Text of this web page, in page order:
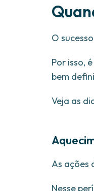
O
Por isso,
bem
Veja as
As ações
Nesse